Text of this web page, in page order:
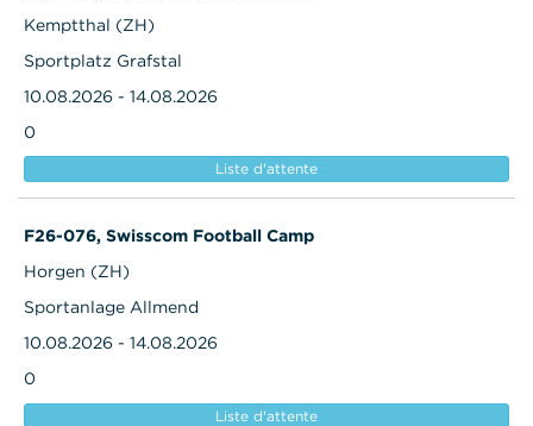
Kemptthal (ZH)
Sportplatz Grafstal
10.08.2026 - 14.08.2026
0
Liste d'attente
F26-076, Swisscom Football Camp
Horgen (ZH)
Sportanlage Allmend
10.08.2026 - 14.08.2026
0
Liste d'attente